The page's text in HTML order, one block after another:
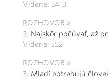
Videné: 2413
ROZHOVOR
Najskôr počúvať, až
Videné: 352
ROZHOVOR
Mladí potrebujú